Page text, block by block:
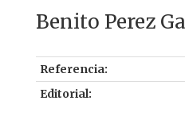
Benito Perez
Referencia:
Editorial: